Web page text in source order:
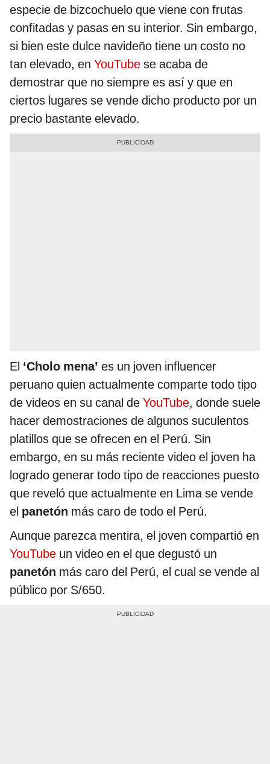
especie de bizcochuelo que viene con frutas
confitadas y pasas en su interior. Sin embargo,
si bien este dulce navideño tiene un costo no
tan elevado, en YouTube se acaba de
demostrar que no siempre es así y que en
ciertos lugares se vende dicho producto por un
precio bastante elevado.
El ‘Cholo mena’ es un joven influencer
peruano quien actualmente comparte todo tipo
de videos en su canal de YouTube, donde suele
hacer demostraciones de algunos suculentos
platillos que se ofrecen en el Perú. Sin
embargo, en su más reciente video el joven ha
logrado generar todo tipo de reacciones puesto
que reveló que actualmente en Lima se vende
el panetón más caro de todo el Perú.
Aunque parezca mentira, el joven compartió en
YouTube un video en el que degustó un
panetón más caro del Perú, el cual se vende al
público por S/650.